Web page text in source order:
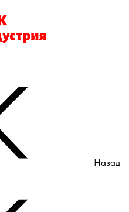
Назад